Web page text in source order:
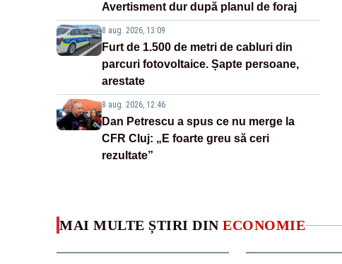
Avertisment dur după planul de foraj
8 aug. 2026, 13:09
Furt de 1.500 de metri de cabluri din
parcuri fotovoltaice. Șapte persoane,
arestate
8 aug. 2026, 12:46
Dan Petrescu a spus ce nu merge la
CFR Cluj: „E foarte greu să ceri
rezultate”
MAI MULTE ȘTIRI DIN ECONOMIE